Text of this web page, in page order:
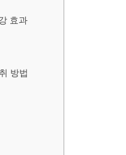
효과
방법